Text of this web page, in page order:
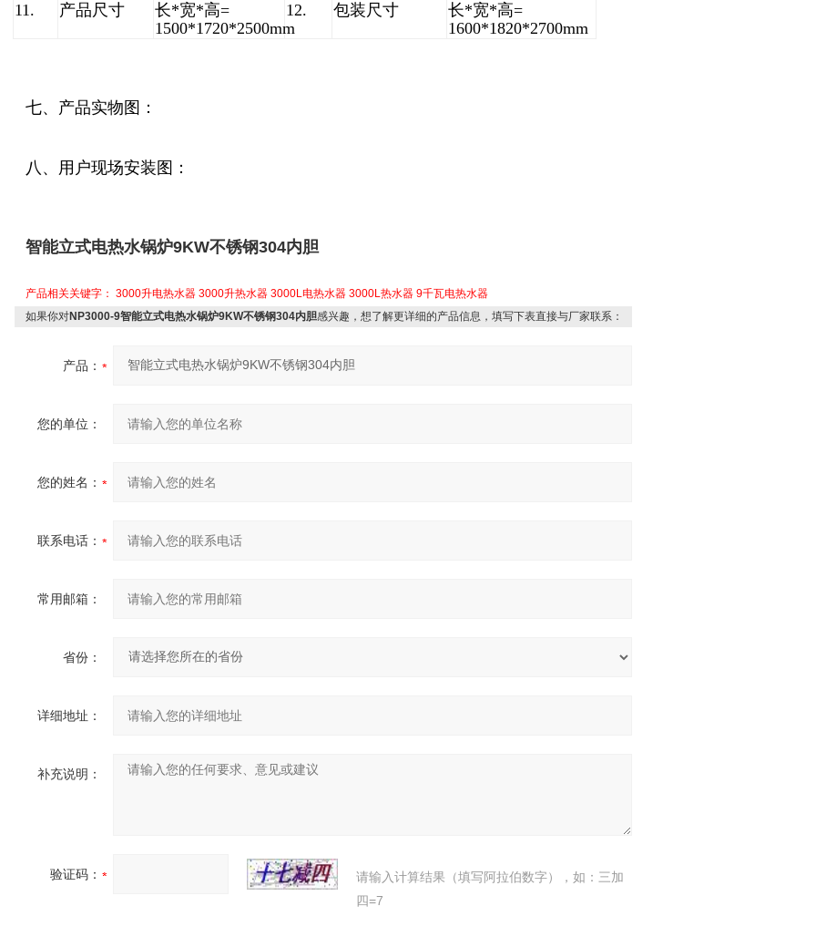
11.
产品尺寸
长*宽*高=
1500*1720*2500mm
12. 包装尺寸
长*宽*高=
1600*1820*2700mm
七、产品实物图：
八、用户现场安装图：
智能立式电热水锅炉9KW不锈钢304内胆
产品相关关键字： 3000升电热水器 3000升热水器 3000L电热水器 3000L热水器 9千瓦电热水器
如果你对NP3000-9智能立式电热水锅炉9KW不锈钢304内胆感兴趣，想了解更详细的产品信息，填写下表直接与厂家联系：
产品：
您的单位：
您的姓名：
联系电话：
常用邮箱：
省份：
详细地址：
补充说明：
验证码：
请输入计算结果（填写阿拉伯数字），如：三加
四=7